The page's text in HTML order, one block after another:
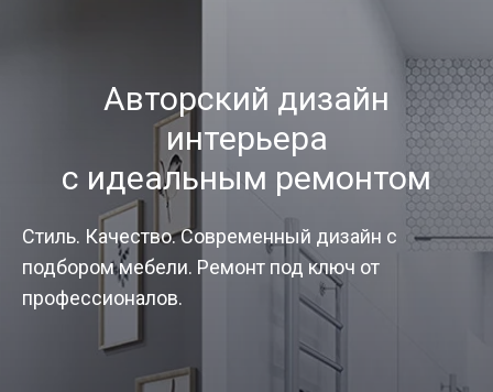
Авторский дизайн
интерьера
с идеальным ремонтом
Стиль. Качество. Современный дизайн с
подбором мебели. Ремонт под ключ от
профессионалов.